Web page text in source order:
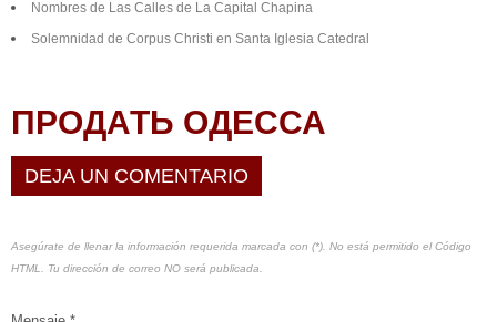
Nombres de Las Calles de La Capital Chapina
Solemnidad de Corpus Christi en Santa Iglesia Catedral
ПРОДАТЬ ОДЕССА
DEJA UN COMENTARIO
Asegúrate de llenar la información requerida marcada con (*). No está permitido el Código
HTML. Tu dirección de correo NO será publicada.